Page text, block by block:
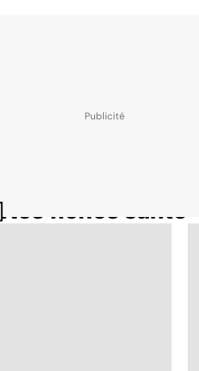
Nos fiches santé